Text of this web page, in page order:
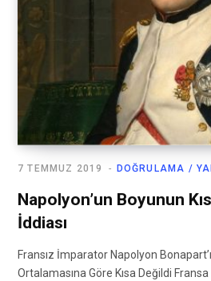
DOĞRULAMA /
7 TEMMUZ 2019
Napolyon’un Boyunun
İddiası
Fransız İmparator Napolyon
Ortalamasına Göre Kısa Değildi